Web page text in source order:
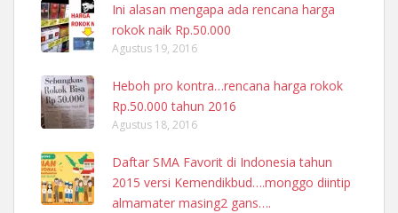
Ini alasan mengapa ada rencana harga
rokok naik Rp.50.000
Agustus 19, 2016
Heboh pro kontra…rencana harga rokok
Rp.50.000 tahun 2016
Agustus 18, 2016
Daftar SMA Favorit di Indonesia tahun
2015 versi Kemendikbud….monggo diintip
almamater masing2 gans….